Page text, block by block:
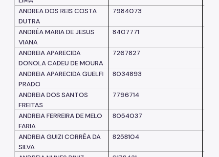
ANDREA DOS REIS COSTA
DUTRA
7984073
ANDRÉA MARIA DE JESUS
VIANA
8407771
ANDREIA APARECIDA
DONOLA CADEU DE MOURA
7267827
ANDREIA APARECIDA GUELFI
PRADO
8034893
ANDREIA DOS SANTOS
FREITAS
7796714
ANDREIA FERREIRA DE MELO
FARIA
8054037
ANDREIA GUIZI CORRÊA DA
SILVA
8258104